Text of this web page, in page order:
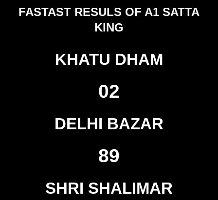
FASTAST RESULS OF A1 SATTA
KING
KHATU DHAM
02
DELHI BAZAR
89
SHRI SHALIMAR